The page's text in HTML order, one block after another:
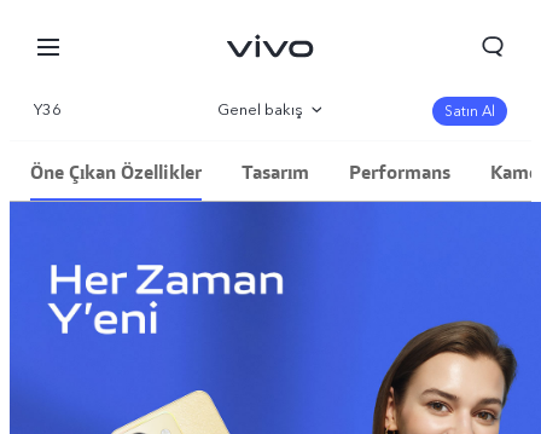
Y36 Genel bakış
Galeri
Satın Al
Öne Çıkan Özellikler Tasarım Performans